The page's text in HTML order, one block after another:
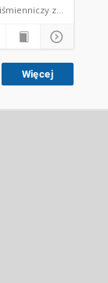
dokument piśmienniczy
Więcej